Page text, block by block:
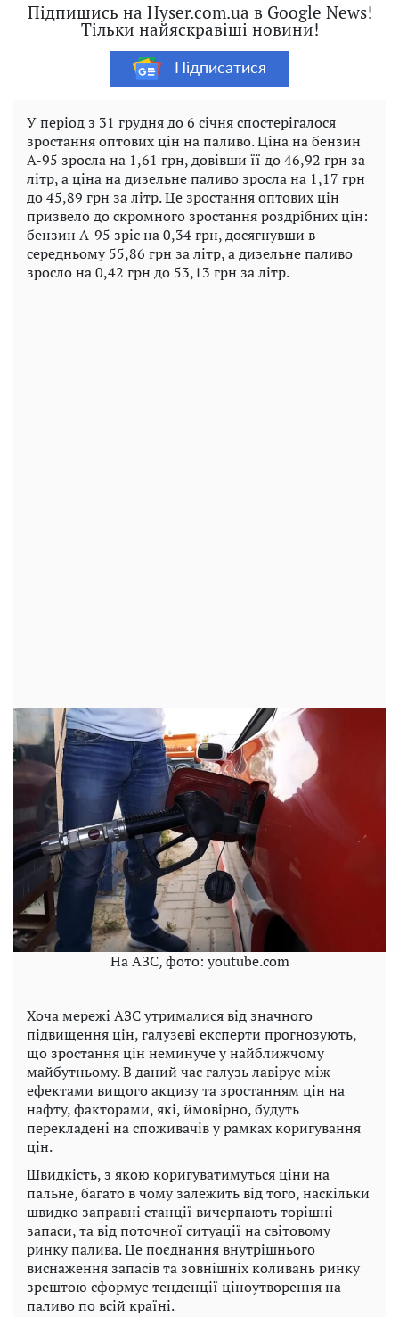
Підпишись на Hyser.com.ua в Google News!
Тільки найяскравіші новини!
Підписатися
У період з 31 грудня до 6 січня спостерігалося
зростання оптових цін на паливо. Ціна на бензин
А-95 зросла на 1,61 грн, довівши її до 46,92 грн за
літр, а ціна на дизельне паливо зросла на 1,17 грн
до 45,89 грн за літр. Це зростання оптових цін
призвело до скромного зростання роздрібних цін:
бензин А-95 зріс на 0,34 грн, досягнувши в
середньому 55,86 грн за літр, а дизельне паливо
зросло на 0,42 грн до 53,13 грн за літр.
На АЗС, фото: youtube.com
Хоча мережі АЗС утрималися від значного
підвищення цін, галузеві експерти прогнозують,
що зростання цін неминуче у найближчому
майбутньому. В даний час галузь лавірує між
ефектами вищого акцизу та зростанням цін на
нафту, факторами, які, ймовірно, будуть
перекладені на споживачів у рамках коригування
цін.
Швидкість, з якою коригуватимуться ціни на
пальне, багато в чому залежить від того, наскільки
швидко заправні станції вичерпають торішні
запаси, та від поточної ситуації на світовому
ринку палива. Це поєднання внутрішнього
виснаження запасів та зовнішніх коливань ринку
зрештою сформує тенденції ціноутворення на
паливо по всій країні.